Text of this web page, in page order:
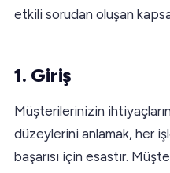
etkili sorudan oluşan
1. Giriş
Müşterilerinizin
düzeylerini anlamak, her
başarısı için esastır.